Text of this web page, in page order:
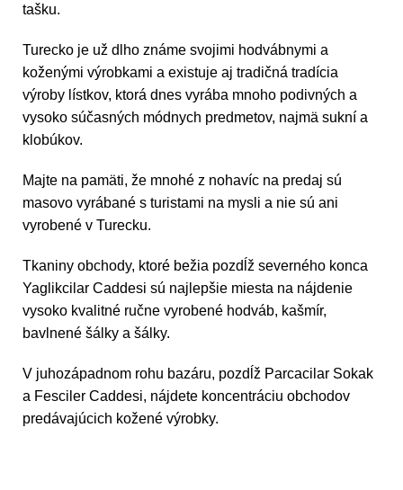
tašku.
Turecko je už dlho známe svojimi hodvábnymi a
koženými výrobkami a existuje aj tradičná tradícia
výroby lístkov, ktorá dnes vyrába mnoho podivných a
vysoko súčasných módnych predmetov, najmä sukní a
klobúkov.
Majte na pamäti, že mnohé z nohavíc na predaj sú
masovo vyrábané s turistami na mysli a nie sú ani
vyrobené v Turecku.
Tkaniny obchody, ktoré bežia pozdĺž severného konca
Yaglikcilar Caddesi sú najlepšie miesta na nájdenie
vysoko kvalitné ručne vyrobené hodváb, kašmír,
bavlnené šálky a šálky.
V juhozápadnom rohu bazáru, pozdĺž Parcacilar Sokak
a Fesciler Caddesi, nájdete koncentráciu obchodov
predávajúcich kožené výrobky.